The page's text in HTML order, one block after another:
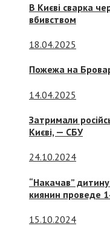
В Києві сварка
вбивством
18.04.2025
Пожежа на
14.04.2025
Затримали
Києві, — СБУ
24.10.2024
“Накачав”
киянин проведе
15.10.2024